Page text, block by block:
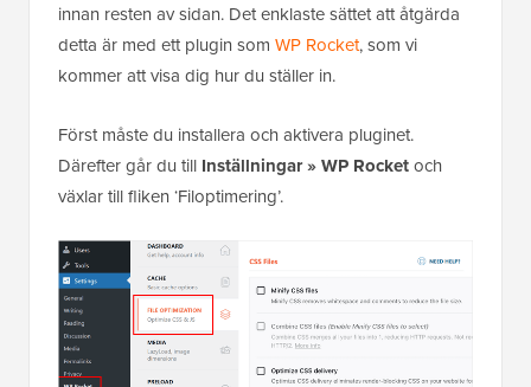
innan resten av sidan. Det enklaste sättet att åtgärda
detta är med ett plugin som WP Rocket, som vi
kommer att visa dig hur du ställer in.
Först måste du installera och aktivera pluginet.
Därefter går du till Inställningar » WP Rocketoch
växlar till fliken ‘Filoptimering’.